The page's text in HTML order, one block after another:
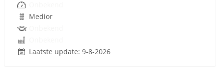
Medior
Laatste update: 9-8-2026